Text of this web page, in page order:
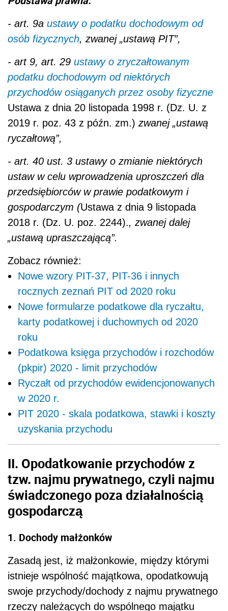
- art. 9a ustawy o podatku dochodowym od
osób fizycznych, zwanej „ustawą PIT”,
- art 9, art. 29 ustawy o zryczałtowanym
podatku dochodowym od niektórych
przychodów osiąganych przez osoby fizyczne
Ustawa z dnia 20 listopada 1998 r. (Dz. U. z
2019 r. poz. 43 z późn. zm.) zwanej „ustawą
ryczałtową”,
- art. 40 ust. 3 ustawy o zmianie niektórych
ustaw w celu wprowadzenia uproszczeń dla
przedsiębiorców w prawie podatkowym i
gospodarczym (Ustawa z dnia 9 listopada
2018 r. (Dz. U. poz. 2244)., zwanej dalej
„ustawą upraszczającą”.
Zobacz również:
Nowe wzory PIT-37, PIT-36 i innych
rocznych zeznań PIT od 2020 roku
Nowe formularze podatkowe dla ryczałtu,
karty podatkowej i duchownych od 2020
roku
Podatkowa księga przychodów i rozchodów
(pkpir) 2020 - limit przychodów
Ryczałt od przychodów ewidencjonowanych
w 2020 r.
PIT 2020 - skala podatkowa, stawki i koszty
uzyskania przychodu
II. Opodatkowanie przychodów z
tzw. najmu prywatnego, czyli najmu
świadczonego poza działalnością
gospodarczą
1. Dochody małżonków
Zasadą jest, iż małżonkowie, między którymi
istnieje wspólność majątkowa, opodatkowują
swoje przychody/dochody z najmu prywatnego
rzeczy należących do wspólnego majątku